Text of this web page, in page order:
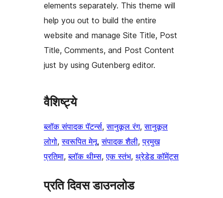
elements separately. This theme will
help you out to build the entire
website and manage Site Title, Post
Title, Comments, and Post Content
just by using Gutenberg editor.
वैशिष्ट्ये
ब्लॉक संपादक पॅटर्न्स, सानुकूल रंग, सानुकूल
लोगो, स्वरूपित मेनू, संपादक शैली, प्रमुख
प्रतिमा, ब्लॉक थीम्स, एक स्तंभ, थ्रेडेड कॉमेंट्स
प्रति दिवस डाउनलोड